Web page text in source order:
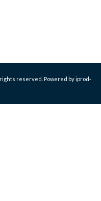
rights reserved. Powered by iprod-